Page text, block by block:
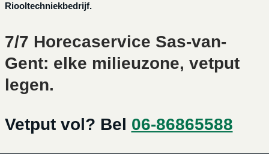
Riooltechniekbedrijf.
7/7 Horecaservice Sas-van-
Gent: elke milieuzone, vetput
legen.
Vetput vol? Bel 06-86865588